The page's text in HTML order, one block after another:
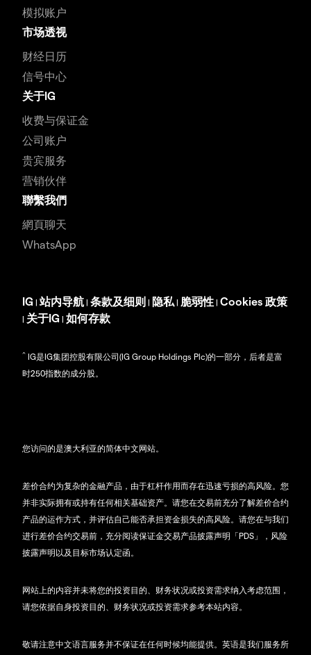
模拟账户
市场透视
财经日历
信号中心
关于IG
收费与保证金
公司账户
贵宾服务
营销伙伴
聯繫我們
網頁聊天
WhatsApp
IG |站内导航 | 条款及细则 | 隐私 | 脆弱性 | Cookies 政策
| 关于IG | 如何存款
^ IG是IG集团控股有限公司(IG Group Holdings Plc)的一部分，后者是富
时250指数的成分股。
您访问的是澳大利亚的简体中文网站。
差价合约为复杂的金融产品，由于杠杆作用而存在迅速亏损的高风险。您
并非实际拥有或持有任何相关基础资产。请您在交易前充分了解差价合约
产品的运作方式，并评估自己能否承担资金损失的高风险。请您在与我们
进行差价合约交易前，充分阅读保证金交易产品披露声明「PDS」，风险
披露声明以及目标市场认定函。
网站上的内容并未将您的投资目的、财务状况或投资需求纳入考虑范围，
请您依据自身投资目的、财务状况或投资需求参考本站内容。
敬请注意中文语言服务并不保证在任何时候均能提供。英语是我们服务所